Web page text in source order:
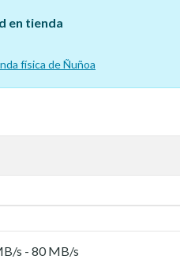
en tienda
física de Ñuñoa
s - 80 MB/s